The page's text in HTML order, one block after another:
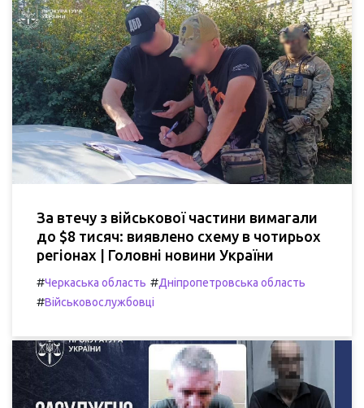
За втечу з військової частини вимагали
до $8 тисяч: виявлено схему в чотирьох
регіонах | Головні новини України
#Черкаська область #Дніпропетровська область
#Військовослужбовці